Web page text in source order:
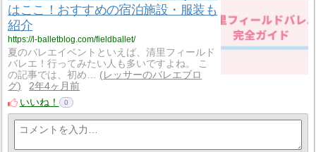
はここ！おすすめの宿泊施設・服装も
紹介
https://l-balletblog.com/fieldballet/
夏のバレエイベントといえば、清里フィールド
バレエ！行ってみたい人も多いですよね。 こ
の記事では、初め…
レッサーのバレエブロ
グ
2年4ヶ月前
いいね！
0